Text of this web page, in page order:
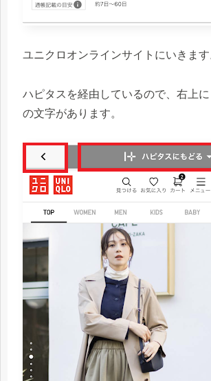
ユニクロオンラインサイトにいきます
ハピタスを経由しているので、右上に
の文字があります。